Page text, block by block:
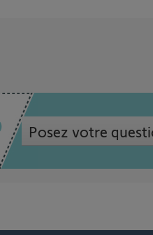
Posez votre